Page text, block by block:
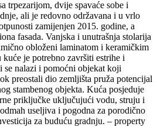
trpezarijom, dvije spavaće sobe i
ali je redovno održavana i u vrlo
zamijenjen 2015. godine, a
fasada. Vanjska i unutrašnja stolarija
obloženi laminatom i keramičkim
je potrebno završiti estrihe i
se nalazi i pomoćni objekat koji
preostali dio zemljišta pruža potencijal
stambenog objekta. Kuća posjeduje
priključke uključujući vodu, struju i
useljiva i pogodna za porodično
za buduću gradnju. – property